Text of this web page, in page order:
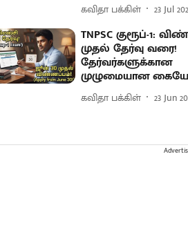
கவிதா பக்கிள் 23 Jul
TNPSC குரூப்-1:
முதல் தேர்வு வரை!
தேர்வர்களுக்கான
முழுமையான
கவிதா பக்கிள் 23 Jun